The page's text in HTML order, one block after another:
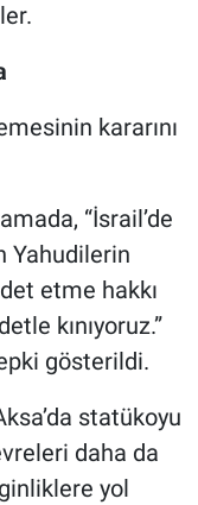
kararını
“İsrail’de
Yahudilerin
etme hakkı
kınıyoruz.”
gösterildi.
statükoyu
daha da
yol